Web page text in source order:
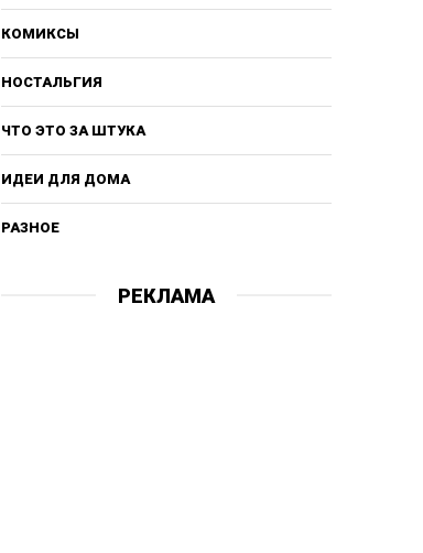
КОМИКСЫ
НОСТАЛЬГИЯ
ЧТО ЭТО ЗА ШТУКА
ИДЕИ ДЛЯ ДОМА
РАЗНОЕ
РЕКЛАМА